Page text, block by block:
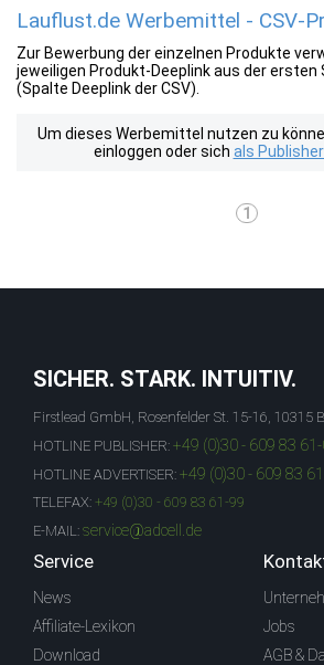
Lauflust.de Werbemittel - CSV-
Zur Bewerbung der einzelnen Produkte
jeweiligen Produkt-Deeplink aus der ersten
(Spalte Deeplink der CSV).
Um dieses Werbemittel nutzen zu
einloggen oder sich als
1
SICHER. STARK. INTUITIV.
Firstlead GmbH, Rosenfelder St. 15-16, 10315
HOTLINE PUBLISHER: +49 (0)30 - 609 83
HOTLINE ADVERTISER: +49 (0)30 - 609 83
TELEFAX: +49 (0)30 - 609 83 61-99
E-MAIL: service@adcell.de
Service
News
Affiliate-Lexikon
Download
Jobs
AGB &